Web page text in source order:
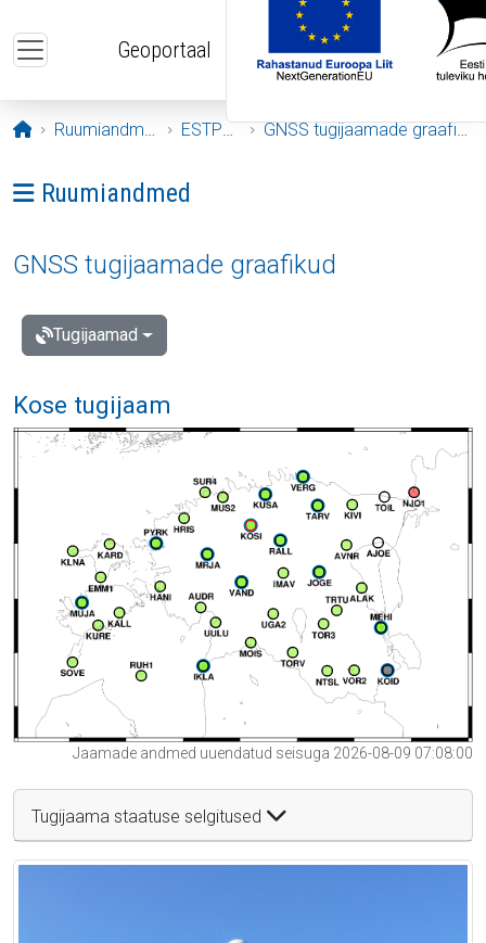
Geoportaal
Avaleht
Ruumiandmed ESTPOS GNSS tugijaamade graafikud
Ava menüü: Ruumiandmed
Ruumiandmed
GNSS tugijaamade graafikud
Tugijaamad
Kose tugijaam
Jaamade andmed uuendatud seisuga 2026-08-09 07:08:00
Tugijaama staatuse selgitused